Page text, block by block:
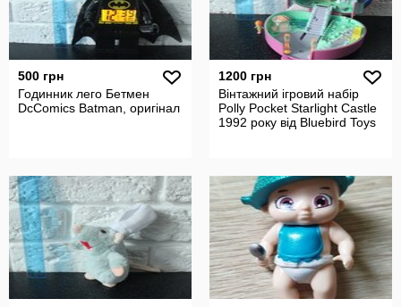
500 грн
Годинник лего Бетмен
DcComics Batman, оригінал
1200 грн
Вінтажний ігровий набір
Polly Pocket Starlight Castle
1992 року від Bluebird Toys